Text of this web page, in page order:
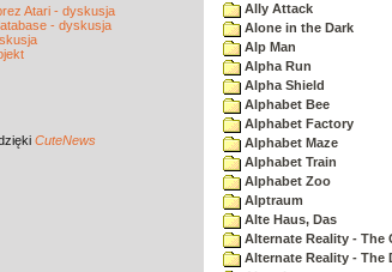
Atari - dyskusja
- dyskusja
CuteNews
Ally Attack
Alone in the Dark
Alp Man
Alpha Run
Alpha Shield
Alphabet Bee
Alphabet Factory
Alphabet Maze
Alphabet Train
Alphabet Zoo
Alptraum
Alte Haus, Das
Alternate Reality - The
Alternate Reality - The